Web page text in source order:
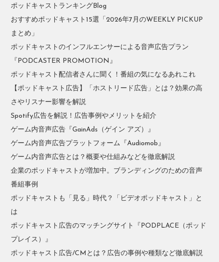
ポッドキャストランキングBlog
おすすめポッドキャスト15選「2026年7月のWEEKLY PICKUP
まとめ」
ポッドキャストのインフルエンサーによる音声広告プラン
『PODCASTER PROMOTION』
ポッドキャスト配信者さんに聞く！番組の気になるあれこれ
【ポッドキャスト広告】「ホストリード広告」とは？効果の高
さやリスナー影響を解説
Spotify広告を解説！広告事例やメリットを紹介
ゲーム内音声広告『GainAds（ゲイン アズ）』
ゲーム内音声広告プラットフォーム『Audiomob』
ゲーム内音声広告とは？概要や仕組みなどを徹底解説
企業のポッドキャストが増加中。ブランディングのための音声
番組事例
ポッドキャストも「見る」時代？「ビデオポッドキャスト」と
は
ポッドキャスト広告のマッチングサイト『PODPLACE（ポッド
プレイス）』
ポッドキャスト広告/CMとは？広告の事例や種類など徹底解説